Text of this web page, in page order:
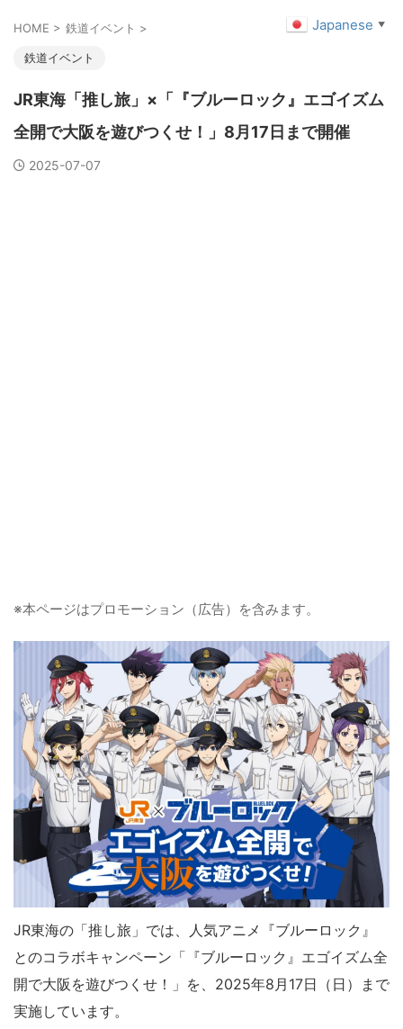
HOME > 鉄道イベント >
鉄道イベント
JR東海「推し旅」×「『ブルーロック』エゴイズム
全開で大阪を遊びつくせ！」8月17日まで開催
2025-07-07
※本ページはプロモーション（広告）を含みます。
JR東海の「推し旅」では、人気アニメ『ブルーロック』
とのコラボキャンペーン「『ブルーロック』エゴイズム全
開で大阪を遊びつくせ！」を、2025年8月17日（日）まで
実施しています。
Japanese ▼